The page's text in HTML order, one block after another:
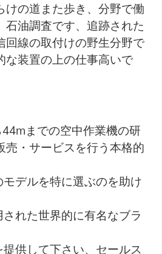
けの道また歩き、分野で働
石油調査です、追跡された
回線の取付けの野生分野で
な装置の上の仕事高いで
までの空中作業機の研
売・サービスを行う本格的
デルを特に選ぶのを助け
れた世界的に有名なブラ
供して下さい、セールス